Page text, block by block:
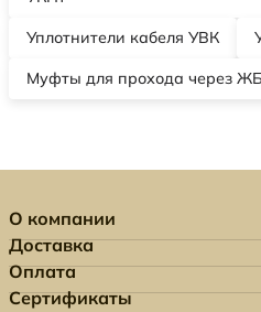
Уплотнители кабеля УВК
Муфты для прохода через
О компании
Доставка
Оплата
Сертификаты